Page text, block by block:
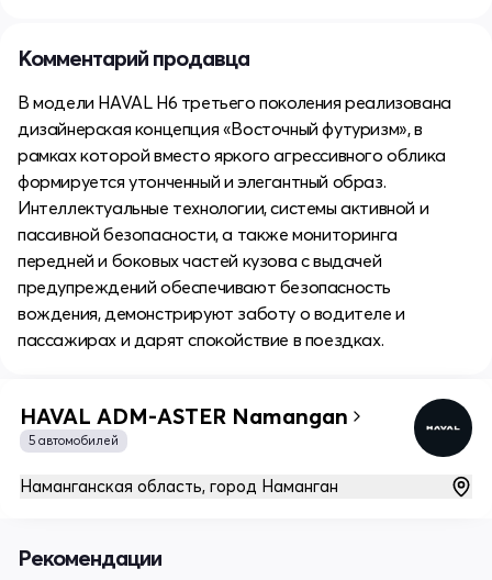
Комментарий продавца
В модели HAVAL H6 третьего поколения реализована
дизайнерская концепция «Восточный футуризм», в
рамках которой вместо яркого агрессивного облика
формируется утонченный и элегантный образ.
Интеллектуальные технологии, системы активной и
пассивной безопасности, а также мониторинга
передней и боковых частей кузова с выдачей
предупреждений обеспечивают безопасность
вождения, демонстрируют заботу о водителе и
пассажирах и дарят спокойствие в поездках.
HAVAL ADM-ASTER Namangan
5 автомобилей
Наманганская область, город Наманган
Рекомендации